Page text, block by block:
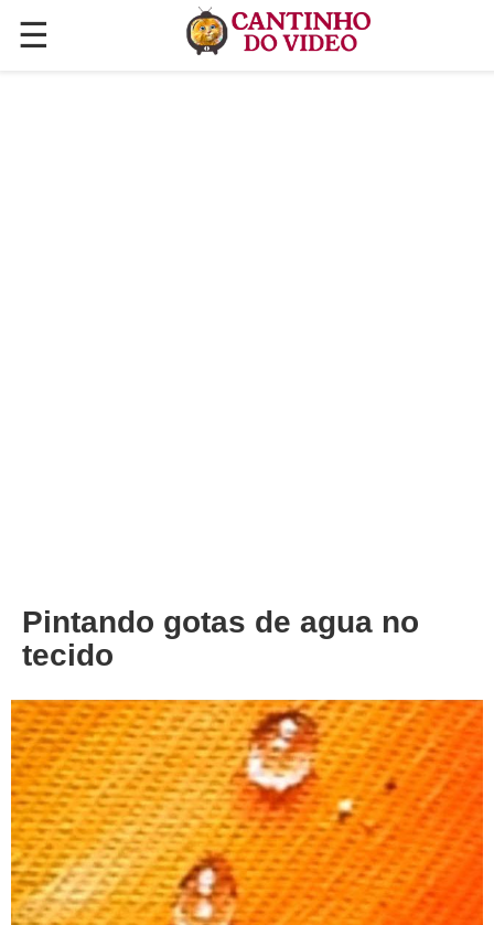
☰
✕
Pintando gotas de agua no
tecido